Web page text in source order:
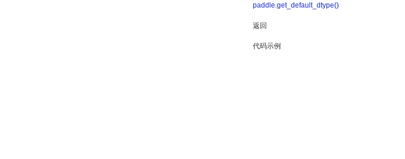
paddle.get_default_dtype()
返回
代码示例